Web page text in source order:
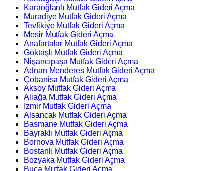
Karaoğlanlı Mutfak Gideri Açma
Muradiye Mutfak Gideri Açma
Tevfikiye Mutfak Gideri Açma
Mesir Mutfak Gideri Açma
Anafartalar Mutfak Gideri Açma
Göktaşlı Mutfak Gideri Açma
Nişancıpaşa Mutfak Gideri Açma
Adnan Menderes Mutfak Gideri Açma
Çobanisa Mutfak Gideri Açma
Aksoy Mutfak Gideri Açma
Aliağa Mutfak Gideri Açma
İzmir Mutfak Gideri Açma
Alsancak Mutfak Gideri Açma
Basmane Mutfak Gideri Açma
Bayraklı Mutfak Gideri Açma
Bornova Mutfak Gideri Açma
Bostanlı Mutfak Gideri Açma
Bozyaka Mutfak Gideri Açma
Buca Mutfak Gideri Açma